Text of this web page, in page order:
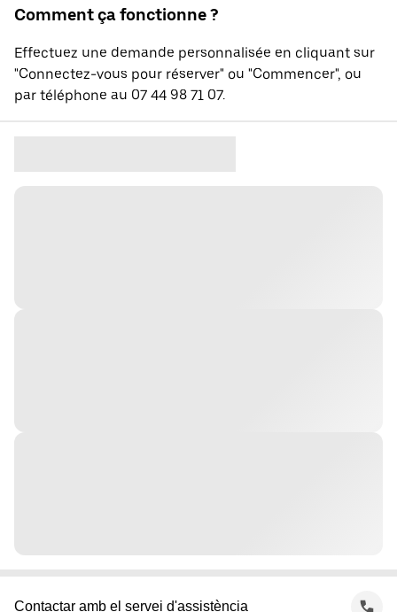
Comment ça fonctionne ?
Effectuez une demande personnalisée en cliquant sur
"Connectez-vous pour réserver" ou "Commencer", ou
par téléphone au 07 44 98 71 07.
Contactar amb el servei d'assistència